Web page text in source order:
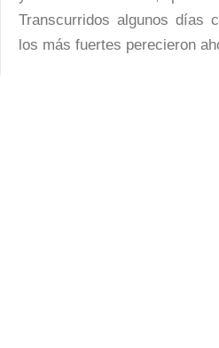
Transcurridos algunos días
los más fuertes perecieron